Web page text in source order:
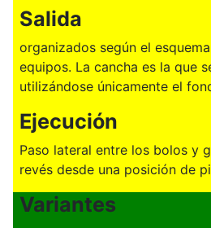
Salida
organizados según el
equipos. La cancha es la que
utilizándose únicamente el
Ejecución
Paso lateral entre los bolos y
revés desde una posición de
Variantes